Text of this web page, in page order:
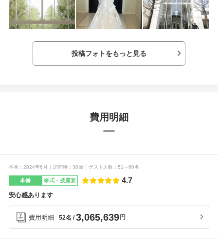
投稿フォトをもっと見る
費用明細
本番 2024年6月 訪問時 30歳 ゲスト人数 51～60名
本番 挙式・披露宴 4.7
安心感あります
費用明細 52名 3,065,639 円